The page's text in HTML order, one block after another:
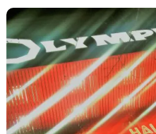
Sassoun,
Arménie,
Arménien,
Casino
de
Paris,
Danse,
Génocide,